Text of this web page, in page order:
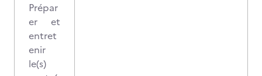
Prépar
er et
entret
enir
le(s)